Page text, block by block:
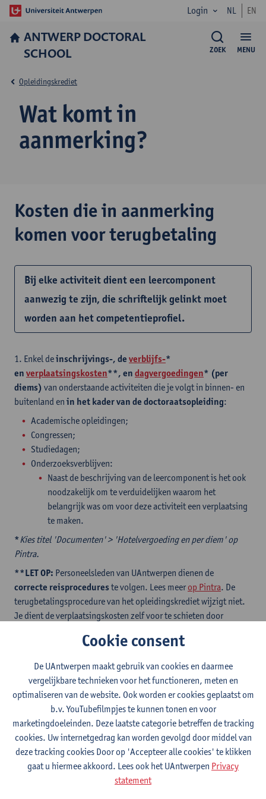
Login NL EN
ANTWERP DOCTORAL
SCHOOL
MENU
ZOEK
Wat komt in
aanmerking?
Opleidingskrediet
Kosten die in aanmerking
komen voor terugbetaling
Bij elke activiteit dient een leercomponent
aanwezig te zijn, die schriftelijk gelinkt moet
worden aan het competentieprofiel.
1. Enkel deinschrijvings-, de verblijfs-*
en verplaatsingskosten**, en dagvergoedingen* (per
diems) van onderstaande activiteiten die je volgt in binnen- en
buitenland en in het kader van de doctoraatsopleiding:
Academische opleidingen;
Congressen;
Studiedagen;
Onderzoeksverblijven:
Naast de beschrijving van de leercomponent is het ook
noodzakelijk om te verduidelijken waarom het
belangrijk was om voor deze activiteit een verplaatsing
te maken.
*Kies titel 'Documenten' > 'Hotelvergoeding en per diem' op
Pintra.
**LET OP: Personeelsleden van UAntwerpen dienen de
correcte reisprocedureste volgen. Lees meer op Pintra. De
terugbetalingsprocedure van het opleidingskrediet wijzigt niet.
Je dient de verplaatsingskosten zelf voor te schieten door
de aankoopprocedure zullenvluchtkostendie in aanmerking
terugbetaald kunnen worden, indien aan allevoorwaarden voor
terugbetalingvoldaan is. Volg steeds
deterugbetalingsproceduresvan het opleidingskrediet.
2.Niet-academische opleidingenkomen in aanmerking als
deze georganiseerd worden door een door de Vlaamse Overheid
erkend opleidingscentrum.
Taal- en schrijfcursussengeorganiseerd door een externe
organisatie komen enkel in aanmerking als deze inhoudelijk niet
Cookie consent
De UAntwerpen maakt gebruik van cookies en daarmee
vergelijkbare technieken voor het functioneren, meten en
optimaliseren van de website. Ook worden er cookies geplaatst om
b.v. YouTubefilmpjes te kunnen tonen en voor
marketingdoeleinden. Deze laatste categorie betreffen de tracking
cookies. Uw internetgedrag kan worden gevolgd door middel van
deze tracking cookies Door op 'Accepteer alle cookies' te klikken
gaat u hiermee akkoord. Lees ook het UAntwerpen Privacy
statement